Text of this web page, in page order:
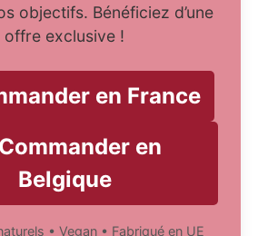
objectifs. Bénéficiez d’une
offre exclusive !
en France
Commander en
Belgique
• Vegan • Fabriqué en UE